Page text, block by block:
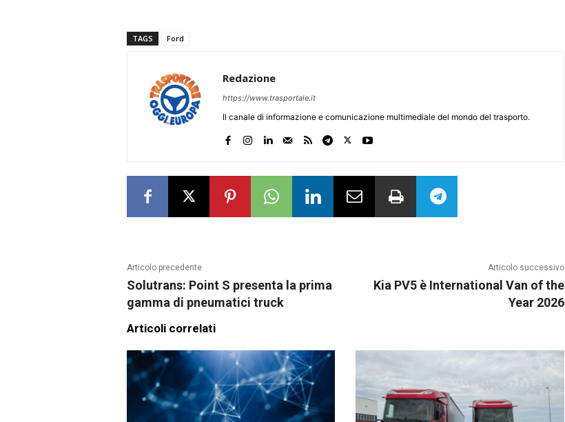
TAGS Ford
Redazione
https://www.trasportale.it
Il canale di informazione e comunicazione multimediale del mondo del trasporto.
Articolo precedente
Solutrans: Point S presenta la prima
gamma di pneumatici truck
Articolo successivo
Kia PV5 è International Van of the
Year 2026
Articoli correlati